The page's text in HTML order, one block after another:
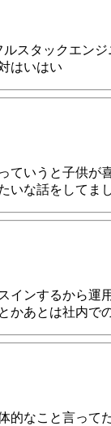
スタックエン
はいはい
ていうと子供
いな話をしてま
インするから
かあとは社内で
的なこと言っ